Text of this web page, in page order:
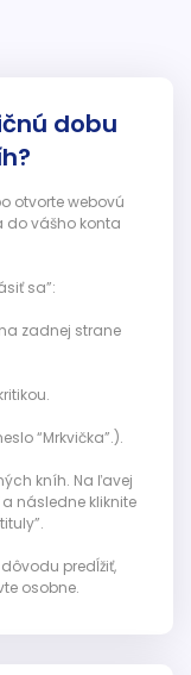
dobu
otvorte webovú
do vášho konta
sa”:
zadnej strane
“Mrkvička”.).
kníh. Na ľavej
a následne kliknite
predĺžiť,
osobne.